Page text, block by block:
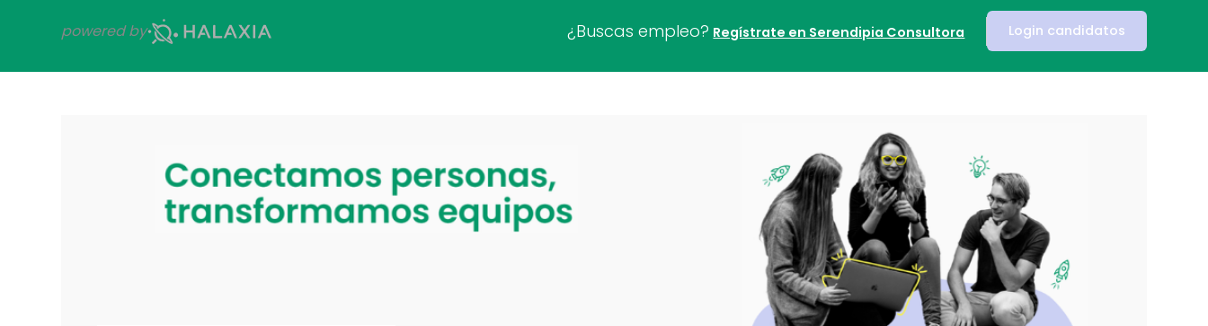
powered by ¿Buscas empleo? Regístrate en Serendipia Consultora Login candidatos